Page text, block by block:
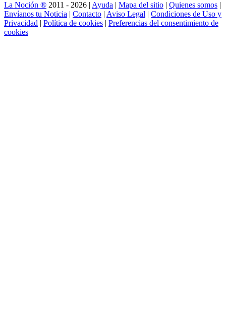
La Noción ® 2011 - 2026 | Ayuda | Mapa del sitio | Quienes somos |
Envíanos tu Noticia | Contacto | Aviso Legal | Condiciones de Uso y
Privacidad | Política de cookies | Preferencias del consentimiento de
cookies